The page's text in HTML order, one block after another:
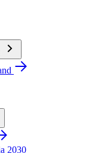
2030